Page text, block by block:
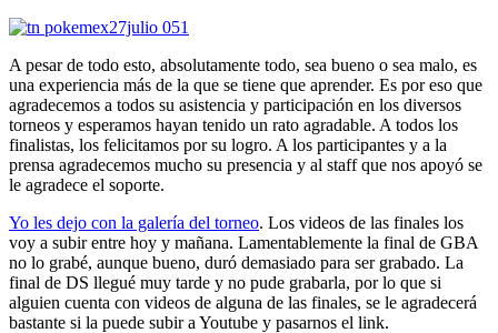
A pesar de todo esto, absolutamente todo, sea bueno o sea malo, es
una experiencia más de la que se tiene que aprender. Es por eso que
agradecemos a todos su asistencia y participación en los diversos
torneos y esperamos hayan tenido un rato agradable. A todos los
finalistas, los felicitamos por su logro. A los participantes y a la
prensa agradecemos mucho su presencia y al staff que nos apoyó se
le agradece el soporte.
Yo les dejo con la galería del torneo. Los videos de las finales los
voy a subir entre hoy y mañana. Lamentablemente la final de GBA
no lo grabé, aunque bueno, duró demasiado para ser grabado. La
final de DS llegué muy tarde y no pude grabarla, por lo que si
alguien cuenta con videos de alguna de las finales, se le agradecerá
bastante si la puede subir a Youtube y pasarnos el link.